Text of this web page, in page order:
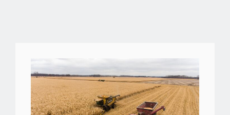
Ingrandisci
immagine